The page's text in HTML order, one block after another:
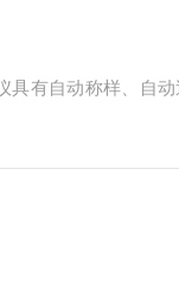
具有自动称样、自